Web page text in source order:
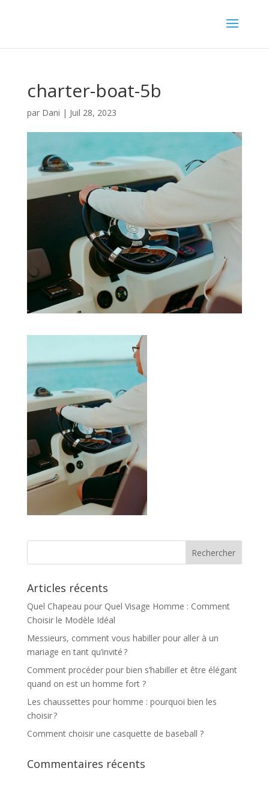
charter-boat-5b
par Dani | Juil 28, 2023
Articles récents
Quel Chapeau pour Quel Visage Homme : Comment
Choisir le Modèle Idéal
Messieurs, comment vous habiller pour aller à un
mariage en tant qu’invité ?
Comment procéder pour bien s’habiller et être élégant
quand on est un homme fort ?
Les chaussettes pour homme : pourquoi bien les
choisir ?
Comment choisir une casquette de baseball ?
Commentaires récents